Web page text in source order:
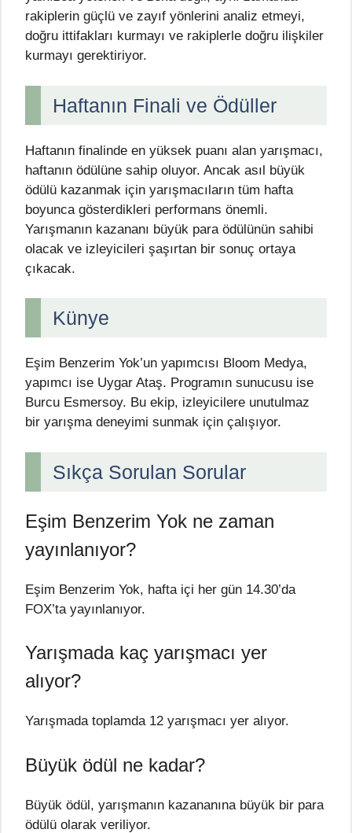
rakiplerin güçlü ve zayıf yönlerini analiz etmeyi,
doğru ittifakları kurmayı ve rakiplerle doğru ilişkiler
kurmayı gerektiriyor.
Haftanın Finali ve Ödüller
Haftanın finalinde en yüksek puanı alan yarışmacı,
haftanın ödülüne sahip oluyor. Ancak asıl büyük
ödülü kazanmak için yarışmacıların tüm hafta
boyunca gösterdikleri performans önemli.
Yarışmanın kazananı büyük para ödülünün sahibi
olacak ve izleyicileri şaşırtan bir sonuç ortaya
çıkacak.
Künye
Eşim Benzerim Yok’un yapımcısı Bloom Medya,
yapımcı ise Uygar Ataş. Programın sunucusu ise
Burcu Esmersoy. Bu ekip, izleyicilere unutulmaz
bir yarışma deneyimi sunmak için çalışıyor.
Sıkça Sorulan Sorular
Eşim Benzerim Yok ne zaman
yayınlanıyor?
Eşim Benzerim Yok, hafta içi her gün 14.30’da
FOX’ta yayınlanıyor.
Yarışmada kaç yarışmacı yer
alıyor?
Yarışmada toplamda 12 yarışmacı yer alıyor.
Büyük ödül ne kadar?
Büyük ödül, yarışmanın kazananına büyük bir para
ödülü olarak veriliyor.